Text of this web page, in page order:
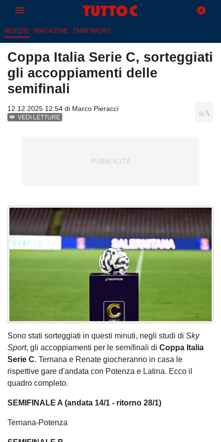
NOTIZIE MAGAZINE TMW RADIO
Coppa Italia Serie C, sorteggiati
gli accoppiamenti delle
semifinali
12.12.2025 12:54 di Marco Pieracci
VEDI LETTURE
Sono stati sorteggiati in questi minuti, negli studi di Sky
Sport, gli accoppiamenti per le semifinali di Coppa Italia
Serie C. Ternana e Renate giocheranno in casa le
rispettive gare d'andata con Potenza e Latina. Ecco il
quadro completo.
SEMIFINALE A (andata 14/1 - ritorno 28/1)
Ternana-Potenza